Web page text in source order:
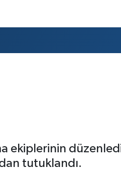
ekiplerinin
tutuklandı.